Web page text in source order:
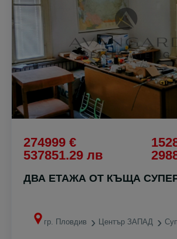
274999 €
537851.29 лв
ДВА ЕТАЖА ОТ КЪЩА
гр. Пловдив Център ЗАПАД